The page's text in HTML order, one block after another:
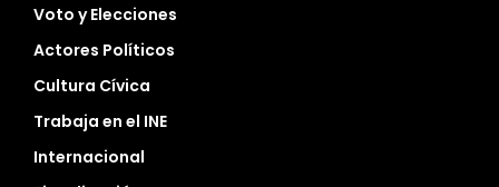
Voto y Elecciones
Actores Políticos
Cultura Cívica
Trabaja en el INE
Internacional